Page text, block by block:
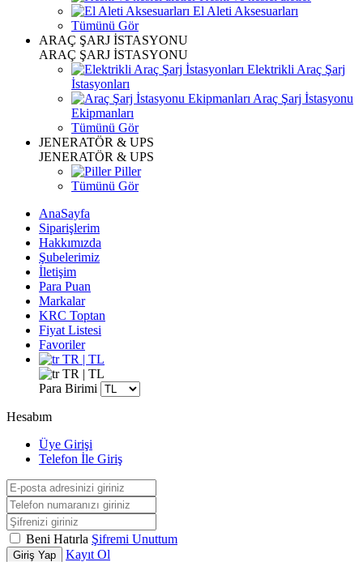
El Aleti Aksesuarları
Tümünü Gör
ARAÇ ŞARJ İSTASYONU
ARAÇ ŞARJ İSTASYONU
Elektrikli Araç Şarj
İstasyonları
Araç Şarj İstasyonu
Ekipmanları
Tümünü Gör
JENERATÖR & UPS
JENERATÖR & UPS
Piller
Tümünü Gör
AnaSayfa
Siparişlerim
Hakkımızda
Şubelerimiz
İletişim
Para Puan
Markalar
KRC Toptan
Fiyat Listesi
Favoriler
TR | TL
TR | TL
Para Birimi
Hesabım
Üye Girişi
Telefon İle Giriş
Beni Hatırla Şifremi Unuttum
Giriş Yap
Kayıt Ol